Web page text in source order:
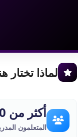
لماذا تختار
أكثر من 500,000
المتعلمون